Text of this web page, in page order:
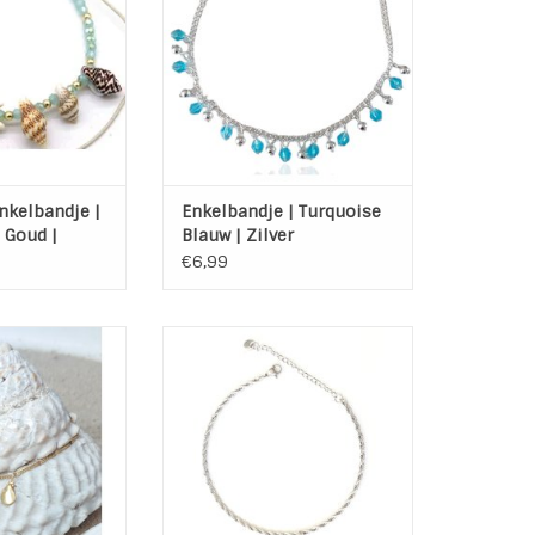
WINKELWAGEN
|
|
TOEVOEGEN AAN WINKELWAGEN
Enkelbandje | Turquoise
Blauw | Zilver
€6,99
"Schelp"
+ 1 cm
WINKELWAGEN
Enkelbandje Stainless Steel
zilver "Black Horn"
Lengte: 23,5 + 5 cm
verlengkettinkje
TOEVOEGEN AAN WINKELWAGEN